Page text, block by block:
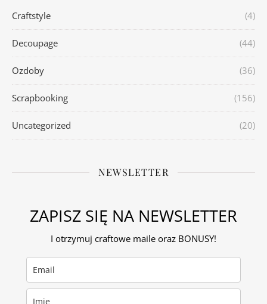
Craftstyle (4)
Decoupage (44)
Ozdoby (36)
Scrapbooking (156)
Uncategorized (20)
NEWSLETTER
ZAPISZ SIĘ NA NEWSLETTER
I otrzymuj craftowe maile oraz BONUSY!